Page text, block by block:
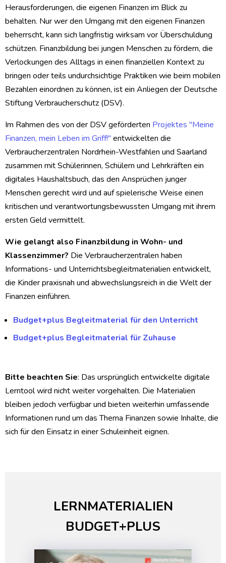
Herausforderungen, die eigenen Finanzen im Blick zu
behalten. Nur wer den Umgang mit den eigenen Finanzen
beherrscht, kann sich langfristig wirksam vor Überschuldung
schützen. Finanzbildung bei jungen Menschen zu fördern, die
Verlockungen des Alltags in einen finanziellen Kontext zu
bringen oder teils undurchsichtige Praktiken wie beim mobilen
Bezahlen einordnen zu können, ist ein Anliegen der Deutsche
Stiftung Verbraucherschutz (DSV).
Im Rahmen des von der DSV geförderten Projektes "Meine
Finanzen, mein Leben im Griff!" entwickelten die
Verbraucherzentralen Nordrhein-Westfahlen und Saarland
zusammen mit Schülerinnen, Schülern und Lehrkräften ein
digitales Haushaltsbuch, das den Ansprüchen junger
Menschen gerecht wird und auf spielerische Weise einen
kritischen und verantwortungsbewussten Umgang mit ihrem
ersten Geld vermittelt.
Wie gelangt also Finanzbildung in Wohn- und
Klassenzimmer? Die Verbraucherzentralen haben
Informations- und Unterrichtsbegleitmaterialien entwickelt,
die Kinder praxisnah und abwechslungsreich in die Welt der
Finanzen einführen.
Budget+plus Begleitmaterial für den Unterricht
Budget+plus Begleitmaterial für Zuhause
Bitte beachten Sie: Das ursprünglich entwickelte digitale
Lerntool wird nicht weiter vorgehalten. Die Materialien
bleiben jedoch verfügbar und bieten weiterhin umfassende
Informationen rund um das Thema Finanzen sowie Inhalte, die
sich für den Einsatz in einer Schuleinheit eignen.
LERNMATERIALIEN
BUDGET+PLUS